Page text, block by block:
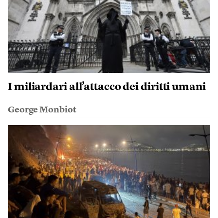
I miliardari all’attacco dei diritti umani
George Monbiot